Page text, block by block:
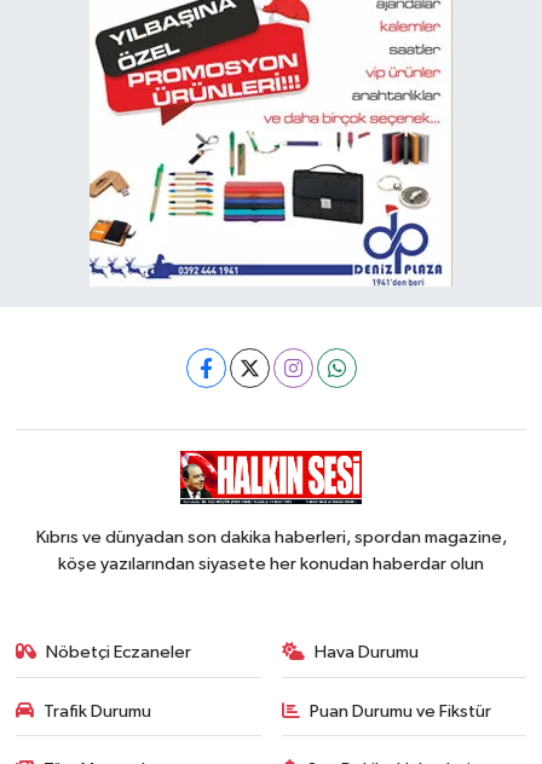
Kıbrıs ve dünyadan son dakika haberleri, spordan magazine,
köşe yazılarından siyasete her konudan haberdar olun
Nöbetçi Eczaneler Hava Durumu
Trafik Durumu Puan Durumu ve Fikstür